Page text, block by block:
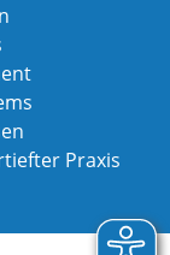
Praxis